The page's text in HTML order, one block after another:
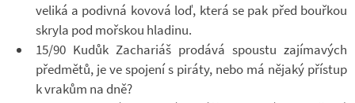
ve­liká a po­divná ko­vová loď, která se pak před bouř­kou
skryla pod moř­skou hla­dinu.
15/90 Kudůk Za­cha­riáš pro­dává spoustu za­jí­ma­vých
před­mětů, je ve spo­jení s pi­ráty, nebo má ně­jaký pří­stup
k vra­kům na dně?